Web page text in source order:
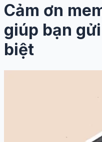
Cảm ơn
giúp bạn
biệt